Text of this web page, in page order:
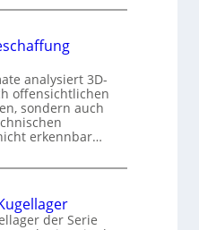
analysiert 3D-
offensichtlichen
sondern auch
erkennbar…
der Serie